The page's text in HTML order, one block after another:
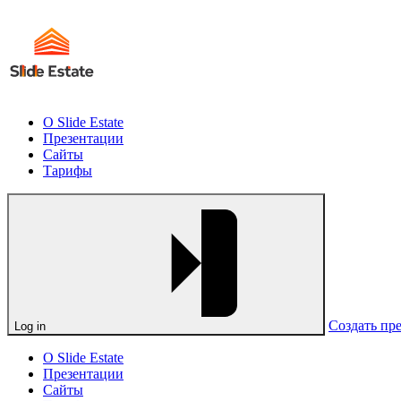
О Slide Estate
Презентации
Сайты
Тарифы
Log in Создать
О Slide Estate
Презентации
Сайты